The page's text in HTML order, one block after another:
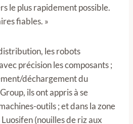
le plus rapidement possible.
fiables. »
les robots
précision les composants ;
déchargement du
ils ont appris à se
outils ; et dans la zone
(nouilles de riz aux